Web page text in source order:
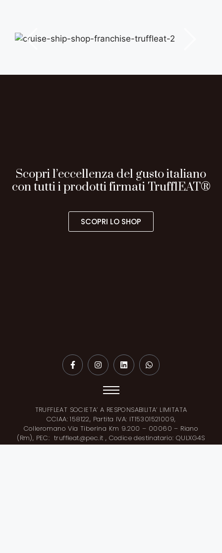
Scopri l’eccellenza del gusto italiano
con tutti i prodotti firmati TrufflEAT®
SCOPRI LO SHOP
TRUFFLEAT SOCIETA’ A RESPONSABILITA’ LIMITATA
CCIAA: 158122, Partita IVA: IT15301521009,
Colleromano Via Tiberina Km 9.200 – 00060 – Riano
(Rm), PEC: truffleat@pec.it , Codice destinatario: QULXG4S